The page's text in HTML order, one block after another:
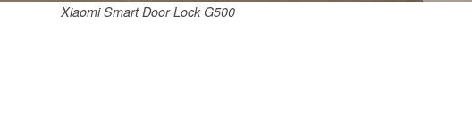
Xiaomi Smart Door Lock G500